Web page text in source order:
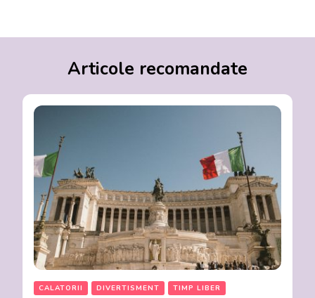
Articole recomandate
CALATORII DIVERTISMENT TIMP LIBER